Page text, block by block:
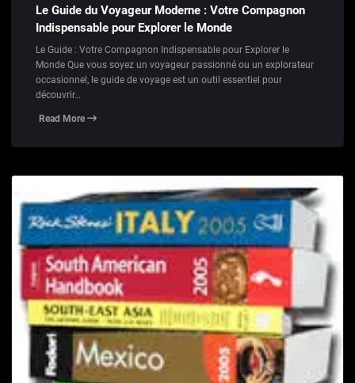
Le Guide du Voyageur Moderne : Votre Compagnon
Indispensable pour Explorer le Monde
Le Guide : Votre Compagnon Indispensable pour Explorer le
Monde Que vous soyez un voyageur passionné ou un explorateur
occasionnel, le guide de voyage est un outil essentiel pour
découvrir…
Read More